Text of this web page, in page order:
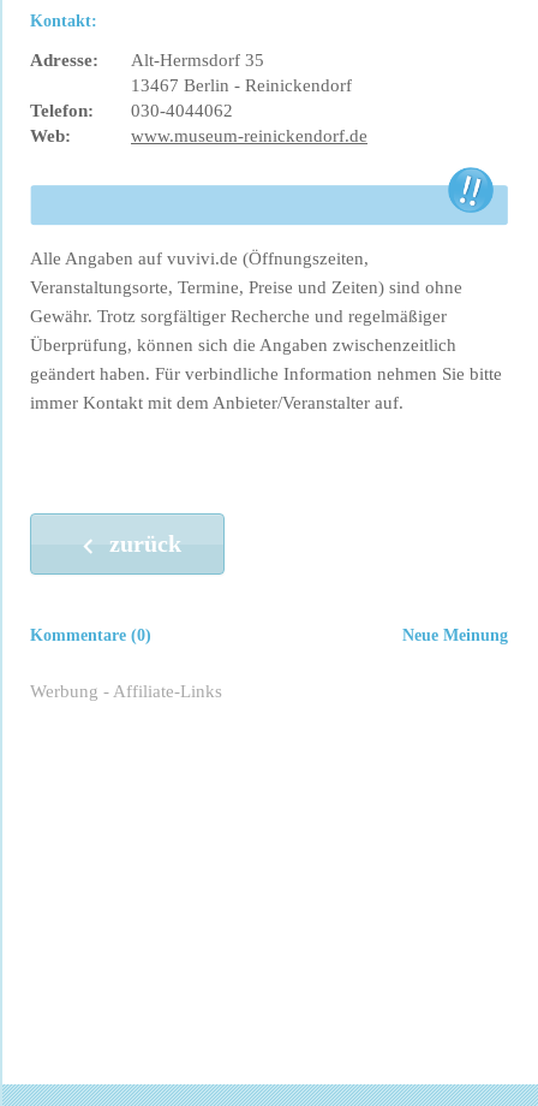
Kontakt:
Adresse:
Alt-Hermsdorf 35
13467 Berlin - Reinickendorf
Telefon:
030-4044062
Web:
www.museum-reinickendorf.de
Alle Angaben auf vuvivi.de (Öffnungszeiten,
Veranstaltungsorte, Termine, Preise und Zeiten) sind ohne
Gewähr. Trotz sorgfältiger Recherche und regelmäßiger
Überprüfung, können sich die Angaben zwischenzeitlich
geändert haben. Für verbindliche Information nehmen Sie bitte
immer Kontakt mit dem Anbieter/Veranstalter auf.
zurück
Neue Meinung
Kommentare (0)
Werbung - Affiliate-Links